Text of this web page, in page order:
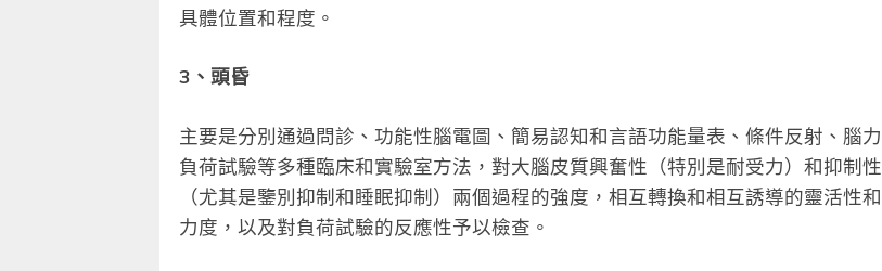
具體位置和程度。
3、頭昏
主要是分別通過問診、功能性腦電圖、簡易認知和言語功能量表、條件反射、腦力
負荷試驗等多種臨床和實驗室方法，對大腦皮質興奮性（特別是耐受力）和抑制性
（尤其是鑒別抑制和睡眠抑制）兩個過程的強度，相互轉換和相互誘導的靈活性和
力度，以及對負荷試驗的反應性予以檢查。